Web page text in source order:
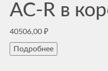
AC-R в
40506,00 ₽
Подробнее